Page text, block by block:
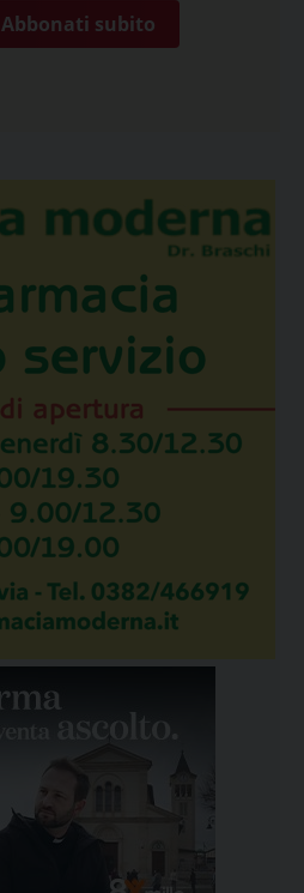
Abbonati subito